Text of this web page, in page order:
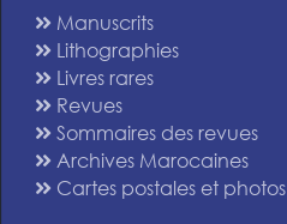
Manuscrits
Lithographies
Livres rares
Revues
Sommaires des revues
Archives Marocaines
Cartes postales et photos